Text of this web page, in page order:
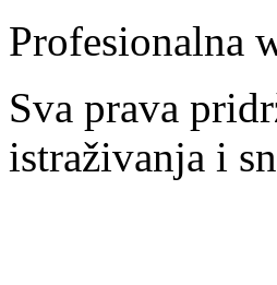
Profesionalna
Sva prava
istraživanja i